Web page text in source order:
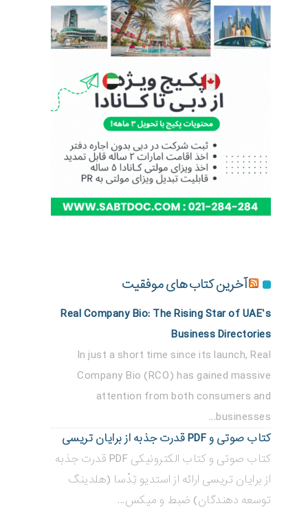
آخرین کتاب های موفقیت
Real Company Bio: The Rising Star of UAE’s
Business Directories
In just a short time since its launch, Real
Company Bio (RCO) has gained massive
attention from both consumers and
businesses...
کتاب صوتی و PDF قدرت جذبه از برایان تریسی
کتاب صوتی و کتاب الکترونیکی PDF قدرت جذبه
از برایان تریسی ارائه از استدیو تِدْسا (هلدینگ
توسعه دهندگان) ضبط و میکس...